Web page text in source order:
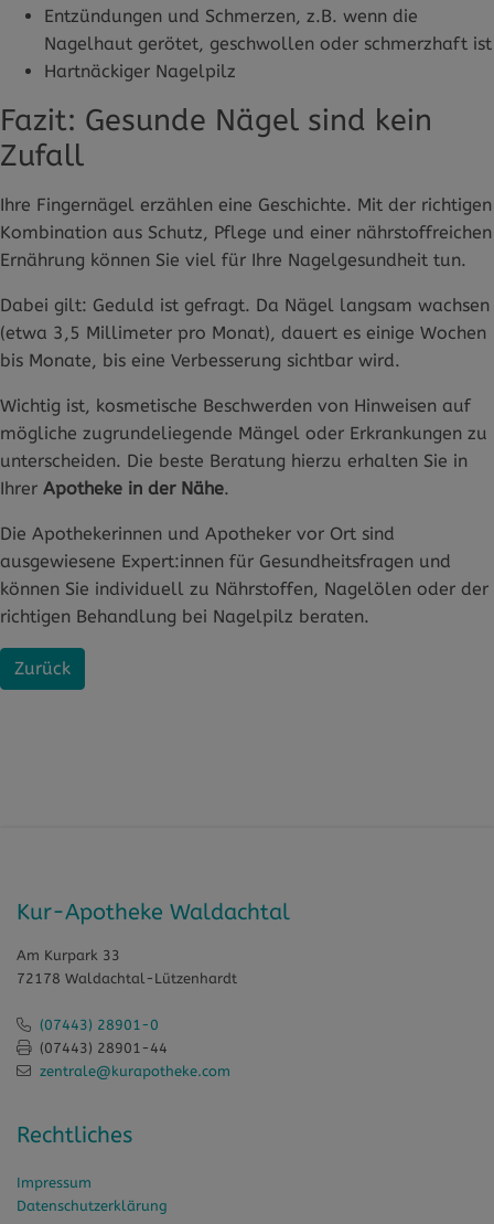
Zurück
Entzündungen und Schmerzen, z.B. wenn die
Nagelhaut gerötet, geschwollen oder schmerzhaft ist
Hartnäckiger Nagelpilz
Fazit: Gesunde Nägel sind kein
Zufall
Ihre Fingernägel erzählen eine Geschichte. Mit der richtigen
Kombination aus Schutz, Pflege und einer nährstoffreichen
Ernährung können Sie viel für Ihre Nagelgesundheit tun.
Dabei gilt: Geduld ist gefragt. Da Nägel langsam wachsen
(etwa 3,5 Millimeter pro Monat), dauert es einige Wochen
bis Monate, bis eine Verbesserung sichtbar wird.
Wichtig ist, kosmetische Beschwerden von Hinweisen auf
mögliche zugrundeliegende Mängel oder Erkrankungen zu
unterscheiden. Die beste Beratung hierzu erhalten Sie in
Ihrer Apotheke in der Nähe.
Die Apothekerinnen und Apotheker vor Ort sind
ausgewiesene Expert:innen für Gesundheitsfragen und
können Sie individuell zu Nährstoffen, Nagelölen oder der
richtigen Behandlung bei Nagelpilz beraten.
Kur-Apotheke Waldachtal
Am Kurpark 33
72178 Waldachtal-Lützenhardt
(07443) 28901-0
(07443) 28901-44
zentrale@kurapotheke.com
Rechtliches
Impressum
Datenschutzerklärung